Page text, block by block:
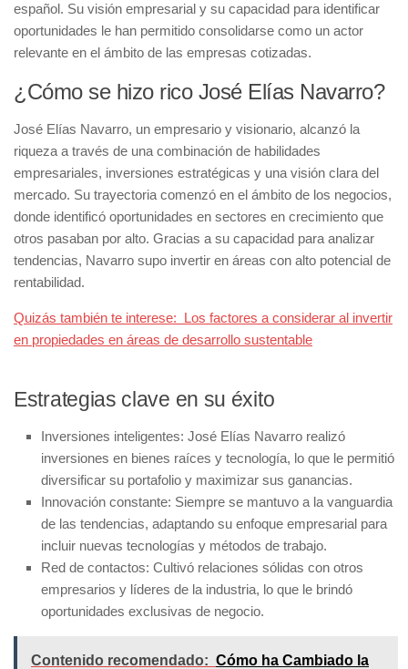
español. Su visión empresarial y su capacidad para identificar
oportunidades le han permitido consolidarse como un actor
relevante en el ámbito de las empresas cotizadas.
¿Cómo se hizo rico José Elías Navarro?
José Elías Navarro, un empresario y visionario, alcanzó la
riqueza a través de una combinación de habilidades
empresariales, inversiones estratégicas y una visión clara del
mercado. Su trayectoria comenzó en el ámbito de los negocios,
donde identificó oportunidades en sectores en crecimiento que
otros pasaban por alto. Gracias a su capacidad para analizar
tendencias, Navarro supo invertir en áreas con alto potencial de
rentabilidad.
Quizás también te interese: Los factores a considerar al invertir
en propiedades en áreas de desarrollo sustentable
Estrategias clave en su éxito
Inversiones inteligentes: José Elías Navarro realizó
inversiones en bienes raíces y tecnología, lo que le permitió
diversificar su portafolio y maximizar sus ganancias.
Innovación constante: Siempre se mantuvo a la vanguardia
de las tendencias, adaptando su enfoque empresarial para
incluir nuevas tecnologías y métodos de trabajo.
Red de contactos: Cultivó relaciones sólidas con otros
empresarios y líderes de la industria, lo que le brindó
oportunidades exclusivas de negocio.
Contenido recomendado: Cómo ha Cambiado la